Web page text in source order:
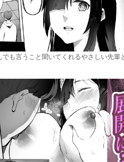
でも言うこと聞いてくれるやさしい先